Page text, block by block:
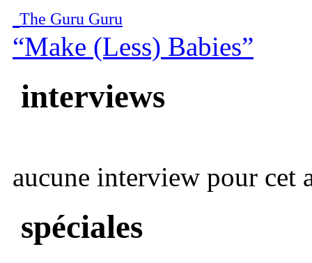
The Guru Guru
“Make (Less) Babies”
interviews
aucune interview pour cet
spéciales